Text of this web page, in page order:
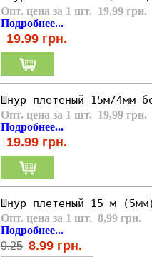
Опт. цена за 1 шт. 19,99 грн.
Подробнее...
19.99 грн.
Шнур плетеный 15м/4мм
Опт. цена за 1 шт. 19,99 грн.
Подробнее...
19.99 грн.
Шнур плетеный 15 м
Опт. цена за 1 шт. 8,99 грн.
Подробнее...
9.25 8.99 грн.